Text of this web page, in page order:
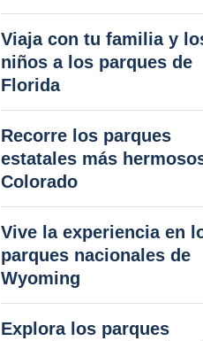
Viaja con tu familia y
niños a los parques de
Florida
Recorre los parques
estatales más
Colorado
Vive la experiencia en
parques nacionales de
Wyoming
Explora los parques